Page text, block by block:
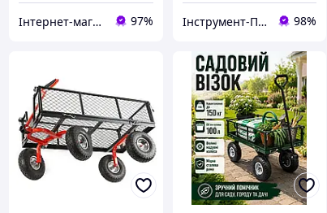
Інтернет-магазин «Копійка» 97% Інструмент-Про 98%